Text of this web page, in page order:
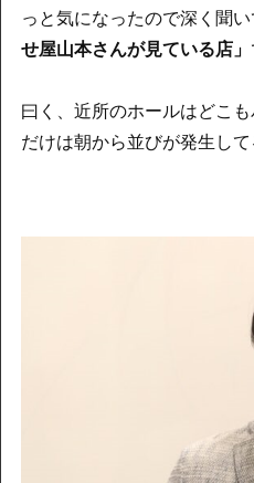
っと気になったので深く聞
せ屋山本さんが見ている店」
曰く、近所のホールはどこ
だけは朝から並びが発生して